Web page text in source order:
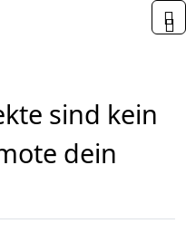
sind kein
dein